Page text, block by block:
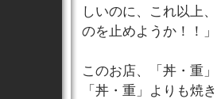
しいのに、これ以上
のを止めようか！！
このお店、「丼・重
「丼・重」よりも焼